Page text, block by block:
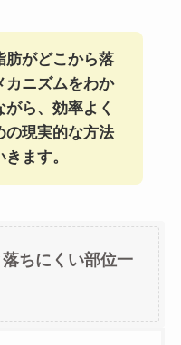
肪がどこから落
カニズムをわか
がら、効率よく
の現実的な方法
ます。
ちにくい部位一